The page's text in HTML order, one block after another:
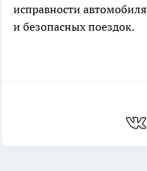
исправности
и безопасных поездок.